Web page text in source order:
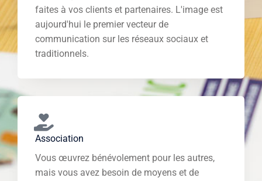
faites à vos clients et partenaires. L'image est
aujourd'hui le premier vecteur de
communication sur les réseaux sociaux et
traditionnels.
Association
Vous œuvrez bénévolement pour les autres,
mais vous avez besoin de moyens et de